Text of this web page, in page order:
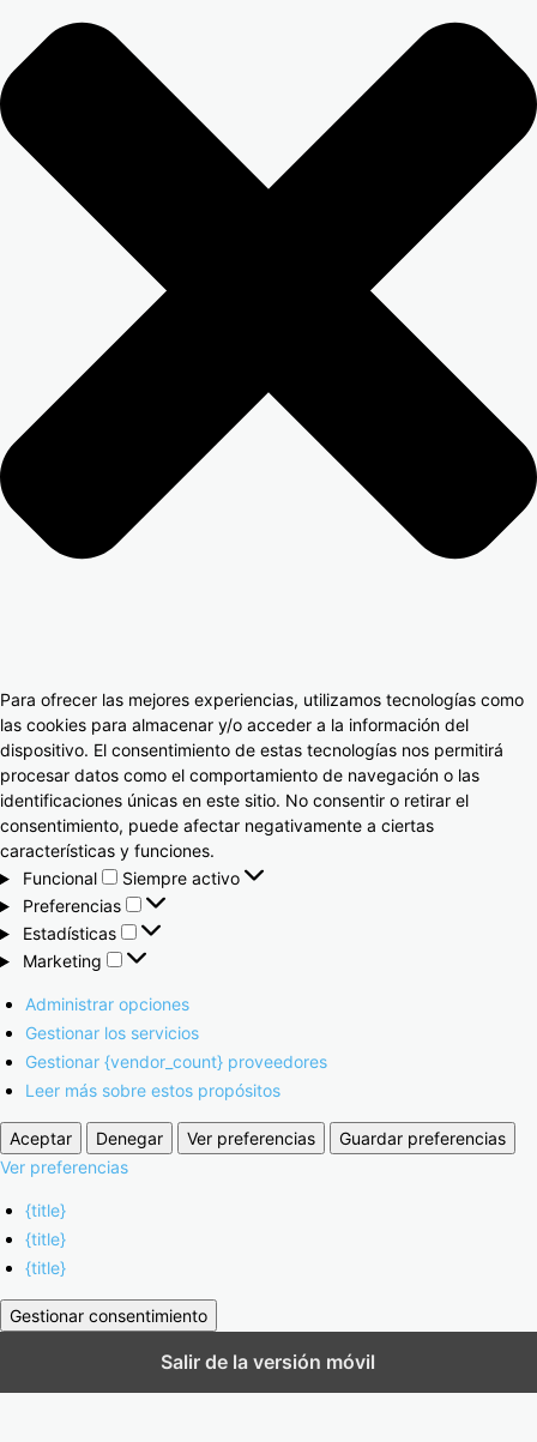
Para ofrecer las mejores experiencias, utilizamos tecnologías como
las cookies para almacenar y/o acceder a la información del
dispositivo. El consentimiento de estas tecnologías nos permitirá
procesar datos como el comportamiento de navegación o las
identificaciones únicas en este sitio. No consentir o retirar el
consentimiento, puede afectar negativamente a ciertas
características y funciones.
Funcional
Siempre activo
Preferencias
Estadísticas
Marketing
Administrar opciones
Gestionar los servicios
Gestionar {vendor_count} proveedores
Leer más sobre estos propósitos
Aceptar Denegar Ver preferencias
Guardar preferencias
Ver preferencias
{title}
{title}
{title}
Gestionar consentimiento
Salir de la versión móvil